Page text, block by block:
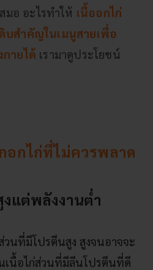
มอ อะไรทำให้ เนื้ออกไก่
บสำคัญในเมนูสายเพื่อ
ายได้ เรามาดูประโยชน์
อกไก่ที่ไม่ควรพลาด
งแต่พลังงานต่ำ
วนที่มีโปรตีนสูง สูงจนอาจจะ
นเนื้อไก่ส่วนที่มีลีนโปรตีนที่ดี